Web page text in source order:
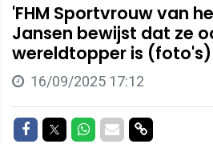
'FHM Sportvrouw van
Jansen bewijst dat ze
wereldtopper is (foto's)
16/09/2025 17:12
Delen op Facebook
Delen op Twitter
Delen op Whatsapp
Delen via Mail
Delen via